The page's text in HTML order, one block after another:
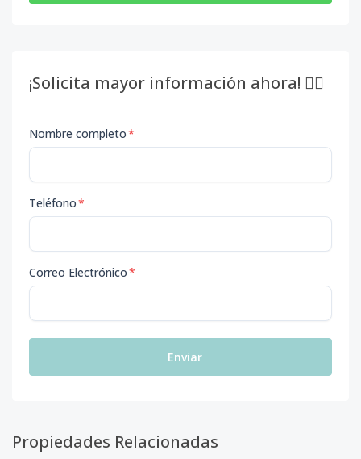
¡Solicita mayor información ahora! 👇🏽
Nombre completo*
Teléfono*
Correo Electrónico*
Enviar
Propiedades Relacionadas